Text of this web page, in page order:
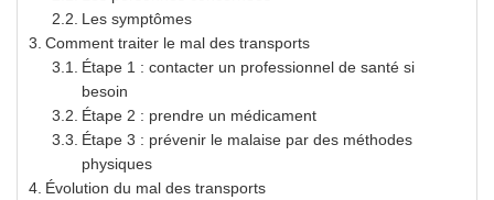
Les symptômes
Comment traiter le mal des transports
Étape 1 : contacter un professionnel de santé si
besoin
Étape 2 : prendre un médicament
Étape 3 : prévenir le malaise par des méthodes
physiques
Évolution du mal des transports